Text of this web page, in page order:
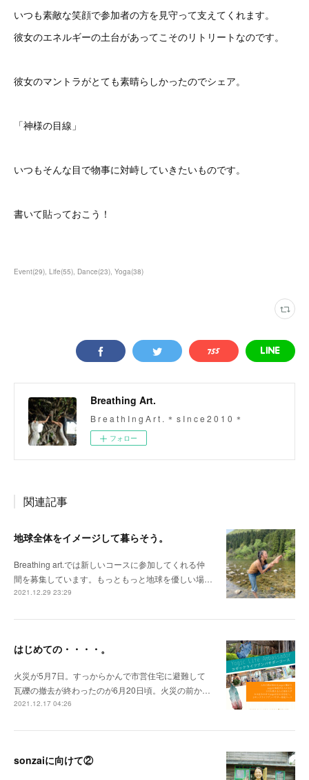
いつも素敵な笑顔で参加者の方を見守って支えてくれます。
彼女のエネルギーの土台があってこそのリトリートなのです。
彼女のマントラがとても素晴らしかったのでシェア。
「神様の目線」
いつもそんな目で物事に対峙していきたいものです。
書いて貼っておこう！
Event(29) Life(55) Dance(23) Yoga(38)
Breathing Art.
B r e a t h I n g A r t . ＊ s I n c e 2 0 1 0 ＊
フォロー
関連記事
地球全体をイメージして暮らそう。
Breathing art.では新しいコースに参加してくれる仲
間を募集しています。もっともっと地球を優しい場…
2021.12.29 23:29
はじめての・・・・。
火災が5月7日。すっからかんで市営住宅に避難して
瓦礫の撤去が終わったのが6月20日頃。火災の前か…
2021.12.17 04:26
sonzaiに向けて②